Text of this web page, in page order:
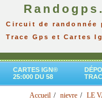
Circuit de randonnée
Trace Gps et Cartes
CARTES IGN®
25:000 DU 58
Accueil nievre LE